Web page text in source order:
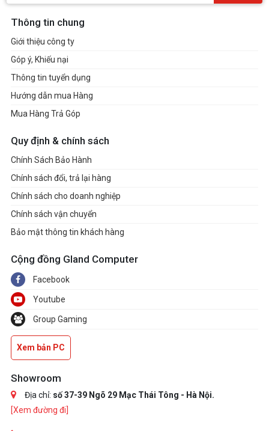
Thông tin chung
Giới thiệu công ty
Góp ý, Khiếu nại
Thông tin tuyển dụng
Hướng dẫn mua Hàng
Mua Hàng Trả Góp
Quy định & chính sách
Chính Sách Bảo Hành
Chính sách đổi, trả lại hàng
Chính sách cho doanh nghiệp
Chính sách vận chuyển
Bảo mật thông tin khách hàng
Cộng đồng Gland Computer
Facebook
Youtube
Group Gaming
Xem bản PC
Showroom
Địa chỉ: số 37-39 Ngõ 29 Mạc Thái Tông - Hà Nội.
[Xem đường đi]